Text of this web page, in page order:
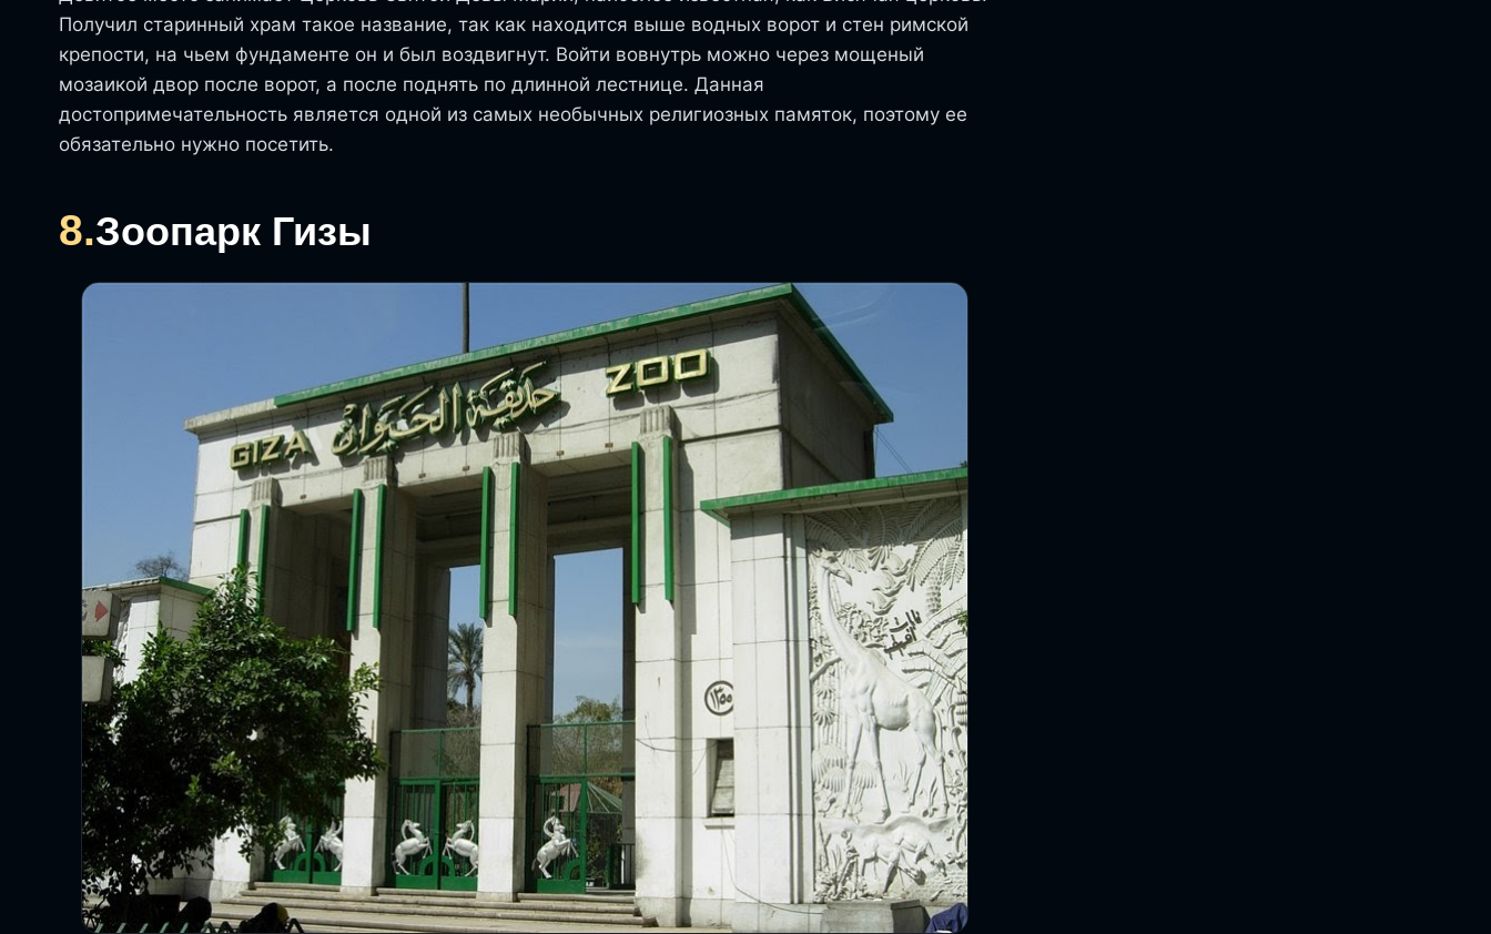
Получил старинный храм такое название, так как находится выше водных ворот и стен римской
крепости, на чьем фундаменте он и был воздвигнут. Войти вовнутрь можно через мощеный
мозаикой двор после ворот, а после поднять по длинной лестнице. Данная
достопримечательность является одной из самых необычных религиозных памяток, поэтому ее
обязательно нужно посетить.
8.Зоопарк Гизы